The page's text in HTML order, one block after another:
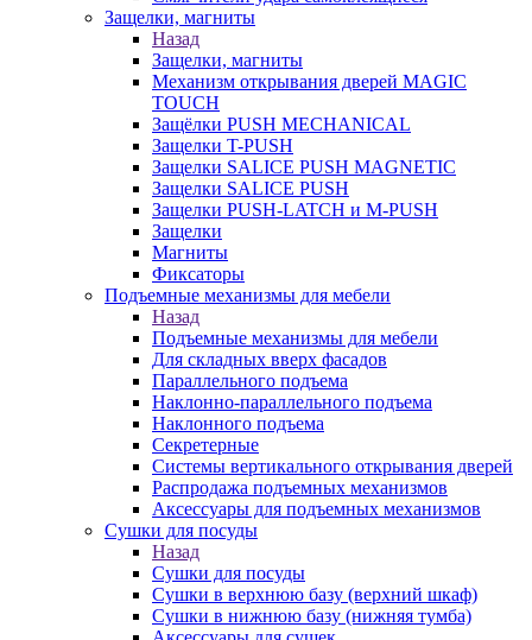
Защелки, магниты
Назад
Защелки, магниты
Механизм открывания дверей MAGIC
TOUCH
Защёлки PUSH MECHANICAL
Защелки T-PUSH
Защелки SALICE PUSH MAGNETIC
Защелки SALICE PUSH
Защелки PUSH-LATCH и M-PUSH
Защелки
Магниты
Фиксаторы
Подъемные механизмы для мебели
Назад
Подъемные механизмы для мебели
Для складных вверх фасадов
Параллельного подъема
Наклонно-параллельного подъема
Наклонного подъема
Секретерные
Системы вертикального открывания дверей
Распродажа подъемных механизмов
Аксессуары для подъемных механизмов
Сушки для посуды
Назад
Сушки для посуды
Сушки в верхнюю базу (верхний шкаф)
Сушки в нижнюю базу (нижняя тумба)